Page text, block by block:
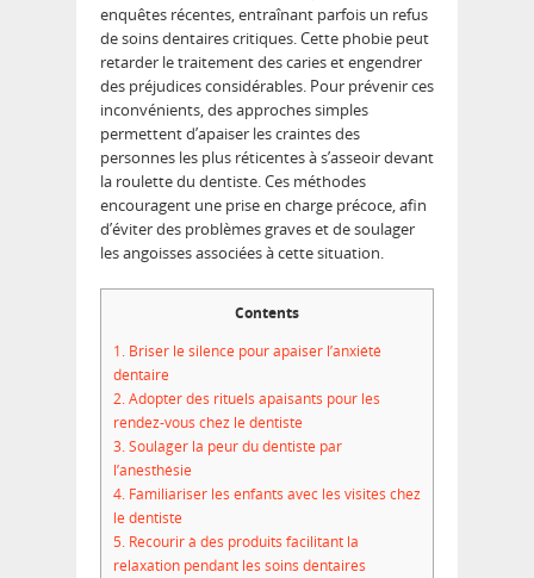
enquêtes récentes, entraînant parfois un refus
de soins dentaires critiques. Cette phobie peut
retarder le traitement des caries et engendrer
des préjudices considérables. Pour prévenir ces
inconvénients, des approches simples
permettent d’apaiser les craintes des
personnes les plus réticentes à s’asseoir devant
la roulette du dentiste. Ces méthodes
encouragent une prise en charge précoce, afin
d’éviter des problèmes graves et de soulager
les angoisses associées à cette situation.
Contents
1. Briser le silence pour apaiser l’anxiété
dentaire
2.Adopter des rituels apaisants pour les
rendez-vous chez le dentiste
3.Soulager la peur du dentiste par
l’anesthésie
4. Familiariser les enfants avec les visites chez
le dentiste
5. Recourir à des produits facilitant la
relaxation pendant les soins dentaires